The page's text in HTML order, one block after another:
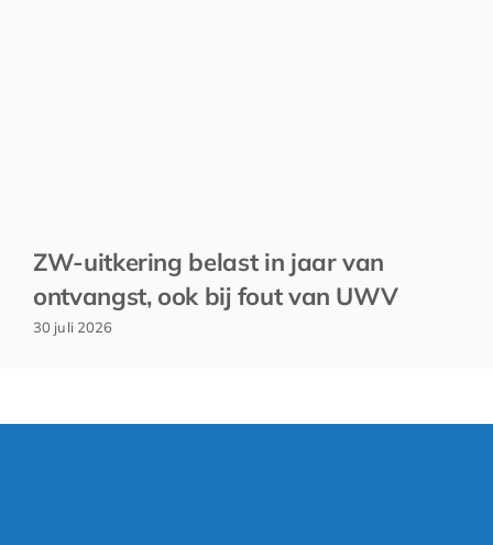
ZW-uitkering belast in jaar van
ontvangst, ook bij fout van UWV
30 juli 2026